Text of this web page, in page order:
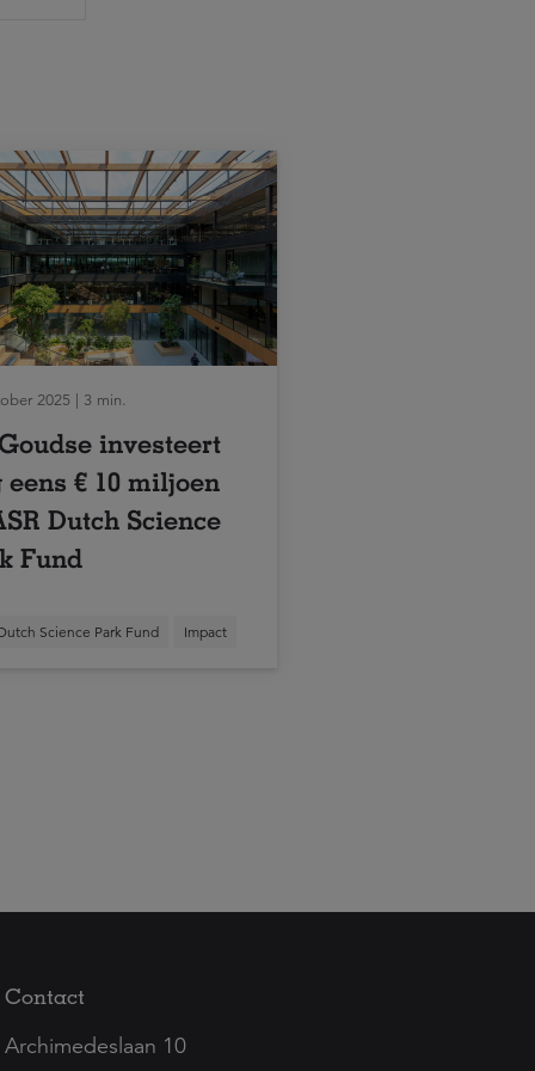
2025 | 3 min.
investeert
eens € 10 miljoen
Dutch Science
Fund
Science Park Fund Impact
Contact
Archimedeslaan 10